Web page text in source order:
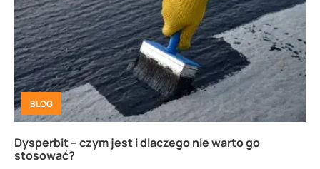
BLOG
Dysperbit – czym jest i dlaczego nie warto go
stosować?